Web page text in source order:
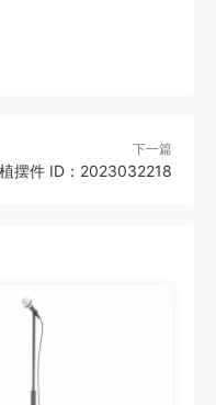
下一篇
摆件 ID：2023032218